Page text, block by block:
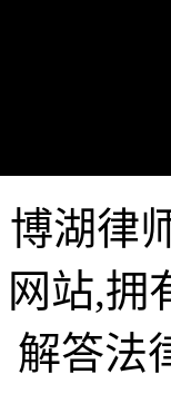
博湖律
网站,拥
解答法